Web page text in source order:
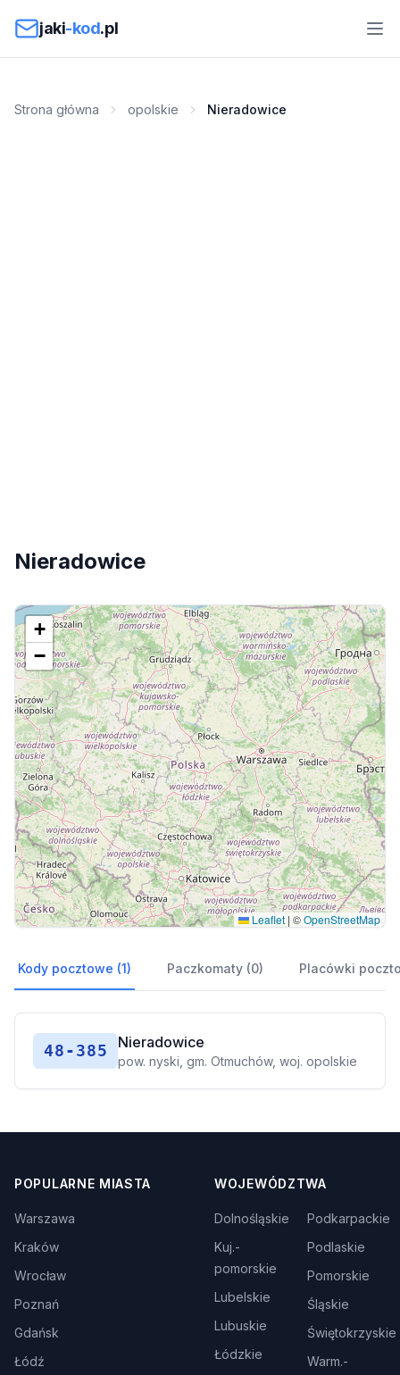
jaki-kod.pl
Strona główna opolskie Nieradowice
Nieradowice
+
−
Leaflet | ©OpenStreetMap
Kody pocztowe (1) Paczkomaty (0) Placówki
48-385 Nieradowice
pow. nyski, gm. Otmuchów, woj. opolskie
POPULARNE MIASTA
Warszawa
Kraków
Wrocław
Poznań
Gdańsk
Łódź
WOJEWÓDZTWA
Dolnośląskie
Kuj.-
pomorskie
Lubelskie
Lubuskie
Łódzkie
Podkarpackie
Podlaskie
Pomorskie
Śląskie
Świętokrzyskie
Warm.-